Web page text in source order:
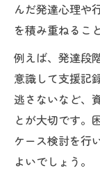
んだ発達心理や
を積み重ねるこ
例えば、発達段
意識して支援記
逃さないなど、
とが大切です。
ケース検討を行
よいでしょう。